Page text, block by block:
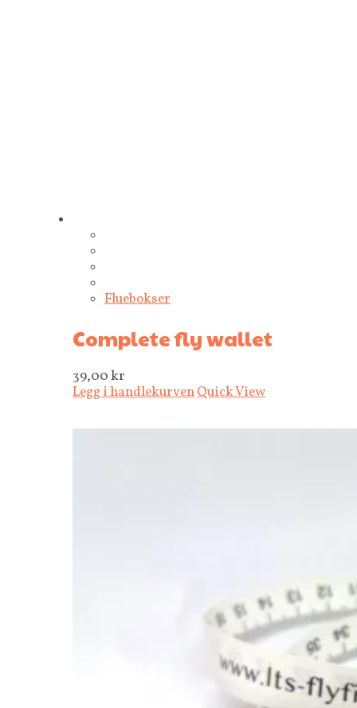
Fluebokser
Complete fly wallet
39,00kr
Legg i handlekurvenQuick View